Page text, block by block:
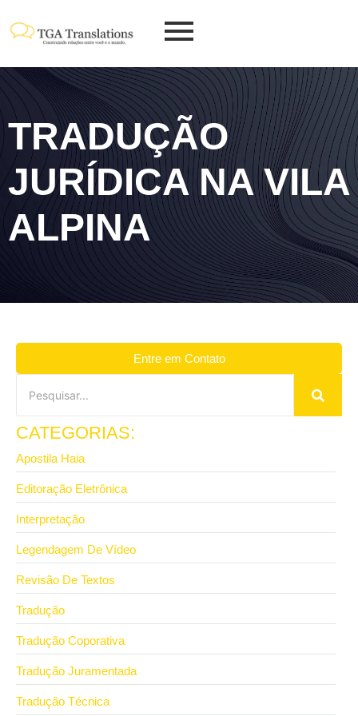
TRADUÇÃO
JURÍDICA NA VILA
ALPINA
Entre em Contato
CATEGORIAS:
Apostila Haia
Editoração Eletrônica
Interpretação
Legendagem De Vídeo
Revisão De Textos
Tradução
Tradução Coporativa
Tradução Juramentada
Tradução Técnica